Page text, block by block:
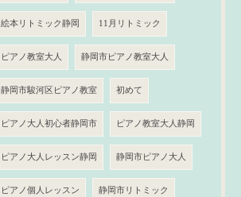
絵本リトミック静岡 11月リトミック
ピアノ教室大人 静岡市ピアノ教室大人
静岡市駿河区ピアノ教室 初めて
ピアノ大人初心者静岡市 ピアノ教室大人静岡
ピアノ大人レッスン静岡 静岡市ピアノ大人
ピアノ個人レッスン 静岡市リトミック